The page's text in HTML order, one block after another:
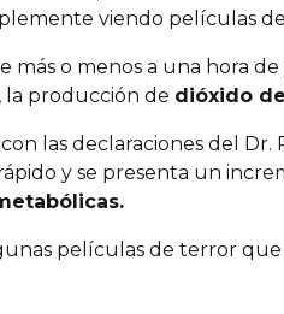
viendo películas
más o menos a una hora
la producción de dióxido
las declaraciones del Dr.
y se presenta un
películas de terror